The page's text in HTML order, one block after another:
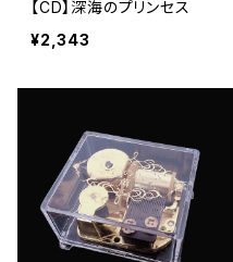
【CD】深海のプリンセス
¥2,343